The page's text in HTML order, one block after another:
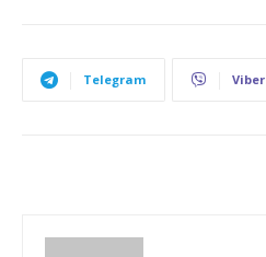
Telegram Viber